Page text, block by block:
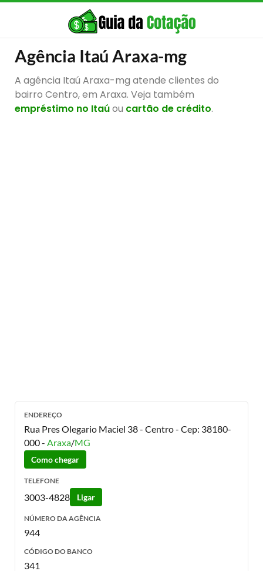
Agência Itaú Araxa-mg
A agência Itaú Araxa-mg atende clientes do
bairro Centro, em Araxa. Veja também
empréstimo no Itaúou cartão de crédito.
ENDEREÇO
Rua Pres Olegario Maciel 38 - Centro- Cep: 38180-
000- Araxa/MG
Como chegar
TELEFONE
3003-4828 Ligar
NÚMERO DA AGÊNCIA
944
CÓDIGO DO BANCO
341